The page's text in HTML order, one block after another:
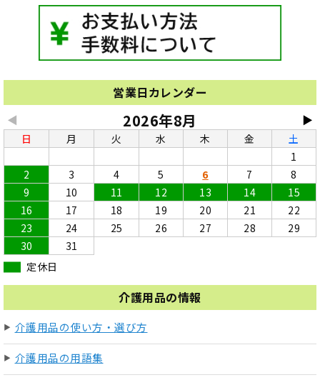
営業日カレンダー
◀ ▶
2026年8月
日 月 火 水 木 金
土
1
2
3 4 5 6 7
8
9
10 11 12 13 14
15
16
17 18 19 20 21
22
23
24 25 26 27 28
29
30
31
定休日
介護用品の情報
介護用品の使い方・選び方
介護用品の用語集